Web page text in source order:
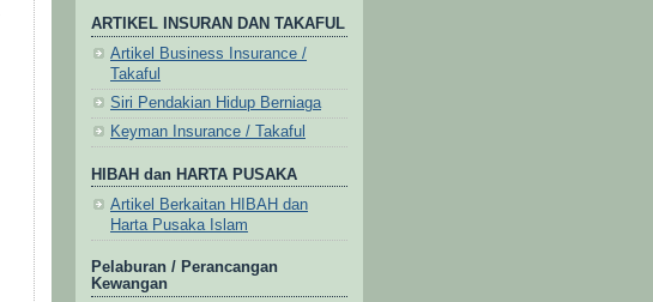
ARTIKEL INSURAN DAN TAKAFUL
Artikel Business Insurance /
Takaful
Siri Pendakian Hidup Berniaga
Keyman Insurance / Takaful
HIBAH dan HARTA PUSAKA
Artikel Berkaitan HIBAH dan
Harta Pusaka Islam
Pelaburan / Perancangan
Kewangan